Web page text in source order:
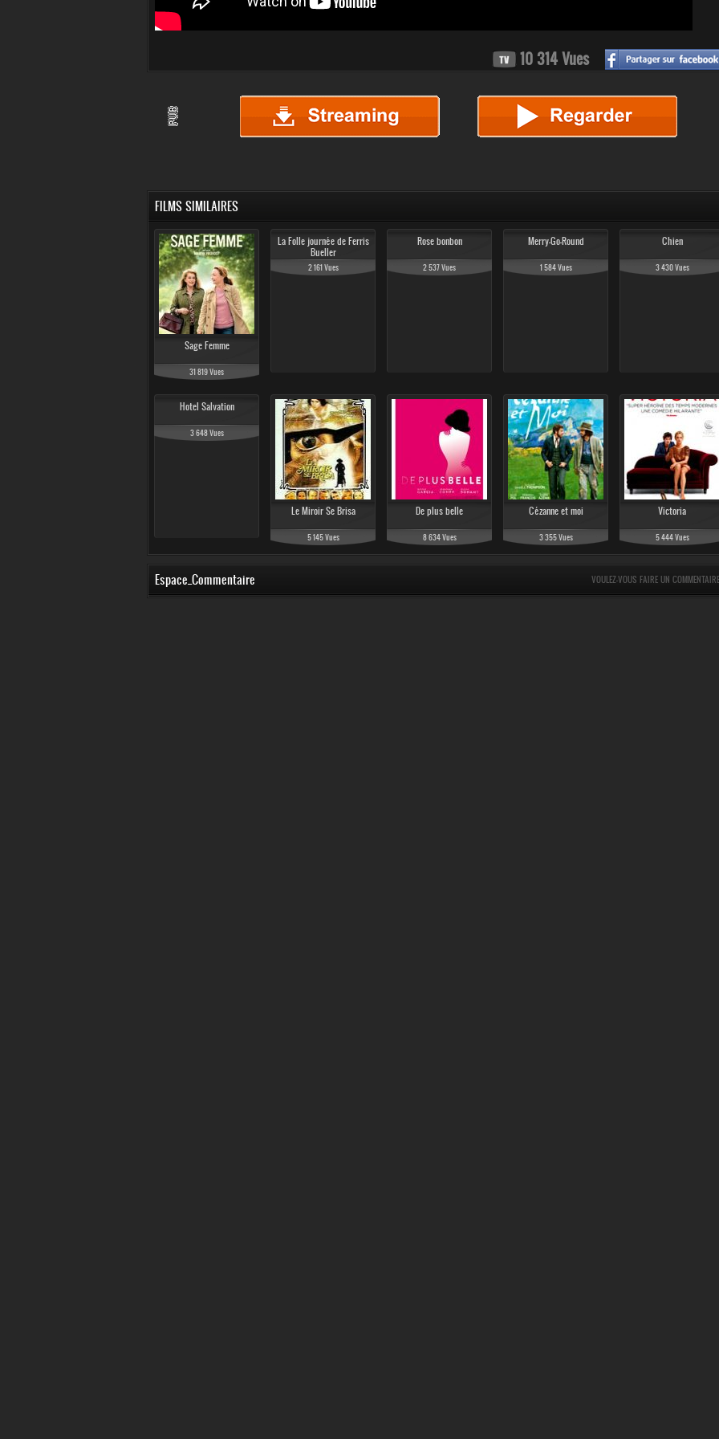
10 314 Vues
FILMS SIMILAIRES
Sage Femme
31 819 Vues
La Folle journée de Ferris
Bueller
2 161 Vues
Rose bonbon
2 537 Vues
Merry-Go-Round
1 584 Vues
Chien
3 430 Vues
Hotel Salvation
3 648 Vues
Le Miroir Se Brisa
5 145 Vues
De plus belle
8 634 Vues
Cézanne et moi
3 355 Vues
Victoria
5 444 Vues
Espace_Commentaire VOULEZ-VOUS FAIRE UN